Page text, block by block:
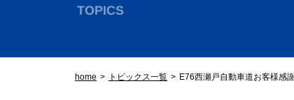
TOPICS
home トピックス一覧 E76西瀬戸自動車道お客様感